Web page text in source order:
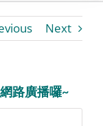
Next
路廣播囉~